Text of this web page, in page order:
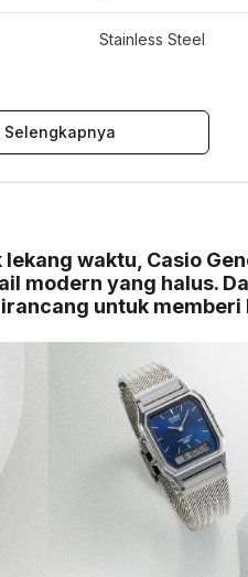
Stainless Steel
Selengkapnya
waktu, Casio
modern yang halus.
untuk memberi